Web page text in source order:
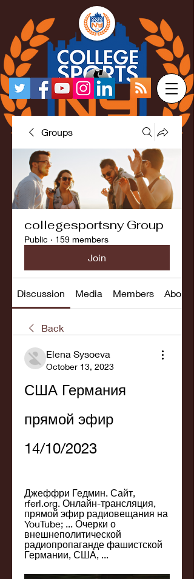
Groups
collegesportsny Group
Public · 159 members
Join
Discussion Media Members About
Back
Elena Sysoeva
October 13, 2023
США Германия
прямой эфир
14/10/2023
Джеффри Гедмин. Сайт,
rferl.org. Онлайн-трансляция,
прямой эфир радиовещания на
YouTube; ... Очерки о
внешнеполитической
радиопропаганде фашистской
Германии, США, ...